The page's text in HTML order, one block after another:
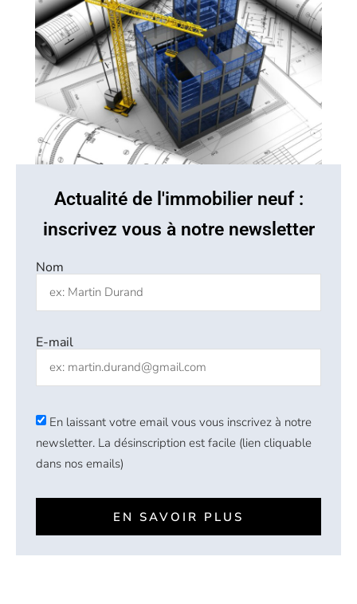
Actualité de l'immobilier neuf :
inscrivez vous à notre newsletter
Nom
E-mail
En laissant votre email vous vous inscrivez à notre
newsletter. La désinscription est facile (lien cliquable
dans nos emails)
EN SAVOIR PLUS